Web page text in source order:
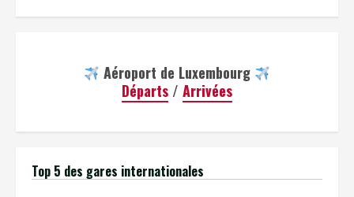
Aéroport de Luxembourg
Départs / Arrivées
Top 5 des gares internationales